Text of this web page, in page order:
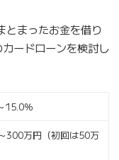
とまったお金を借り
ードローンを検討し
15.0％
300万円（初回は50万